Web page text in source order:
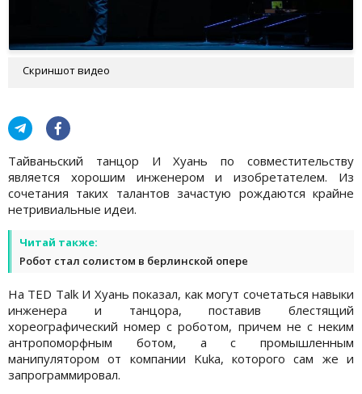
Скриншот видео
Тайваньский танцор И Хуань по совместительству
является хорошим инженером и изобретателем. Из
сочетания таких талантов зачастую рождаются крайне
нетривиальные идеи.
Читай также:
Робот стал солистом в берлинской опере
На TED Talk И Хуань показал, как могут сочетаться навыки
инженера и танцора, поставив блестящий
хореографический номер с роботом, причем не с неким
антропоморфным ботом, а с промышленным
манипулятором от компании Kuka, которого сам же и
запрограммировал.